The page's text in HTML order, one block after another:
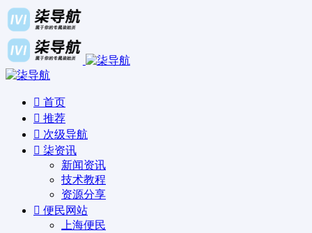
首页
推荐
次级导航
柒资讯
新闻资讯
技术教程
资源分享
便民网站
上海便民